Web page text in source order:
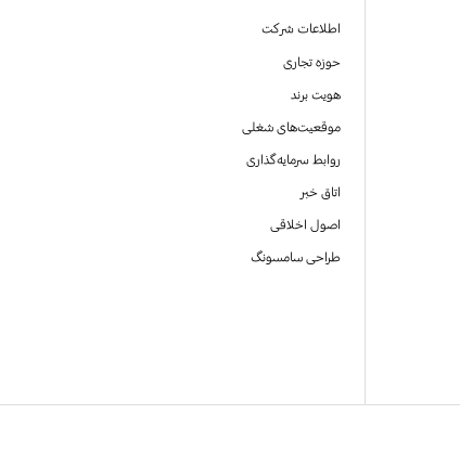
اطلاعات شرکت
حوزه تجاری
هویت برند
موقعیت‌های شغلی
روابط سرمایه‌گذاری
اتاق خبر
اصول اخلاقی
طراحی سامسونگ